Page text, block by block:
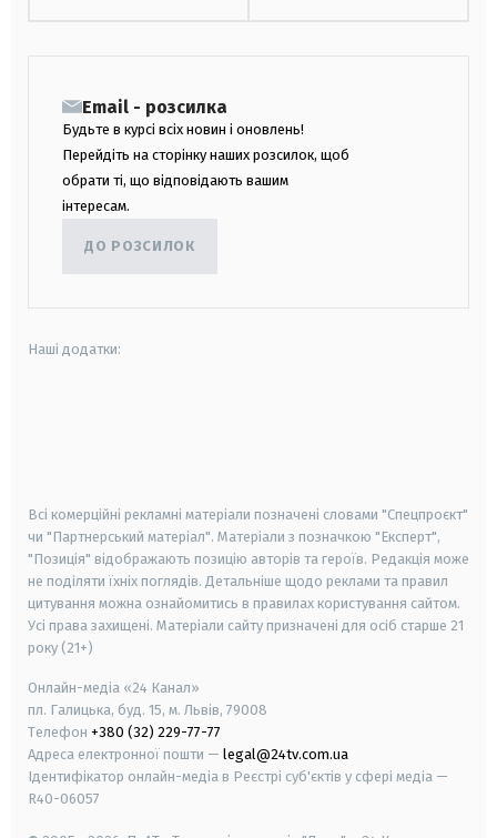
Email - розсилка
Будьте в курсі всіх новин і оновлень!
Перейдіть на сторінку наших розсилок, щоб
обрати ті, що відповідають вашим
інтересам.
ДО РОЗСИЛОК
Наші додатки:
Всі комерційні рекламні матеріали позначені словами "Спецпроєкт"
чи "Партнерський матеріал". Матеріали з позначкою "Експерт",
"Позиція" відображають позицію авторів та героїв. Редакція може
не поділяти їхніх поглядів. Детальніше щодо реклами та правил
цитування можна ознайомитись в правилах користування сайтом.
Усі права захищені. Матеріали сайту призначені для осіб старше 21
року (21+)
Онлайн-медіа «24 Канал»
пл. Галицька, буд. 15, м. Львів, 79008
Телефон +380 (32) 229-77-77
Адреса електронної пошти — legal@24tv.com.ua
Ідентифікатор онлайн-медіа в Реєстрі суб'єктів у сфері медіа —
R40-06057